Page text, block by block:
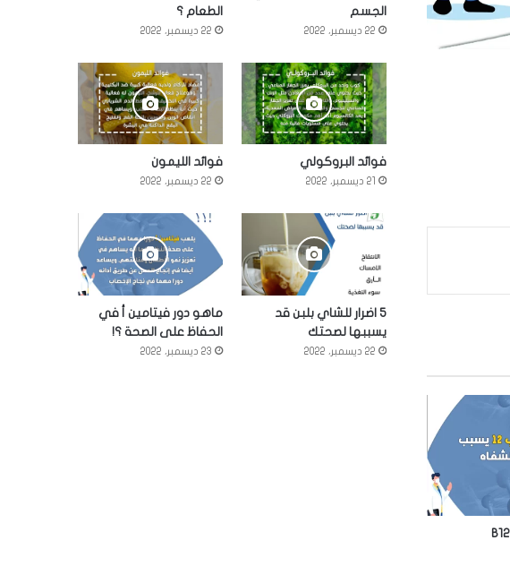
الجسم
22 ديسمبر، 2022
الطعام ؟
22 ديسمبر، 2022
فوائد البروكولي
21 ديسمبر، 2022
فوائد الليمون
22 ديسمبر، 2022
5 اضرار للشاي بلبن قد
يسببها لصحتك
22 ديسمبر، 2022
ماهو دور فيتامين أ في
الحفاظ على الصحة ؟!
23 ديسمبر، 2022